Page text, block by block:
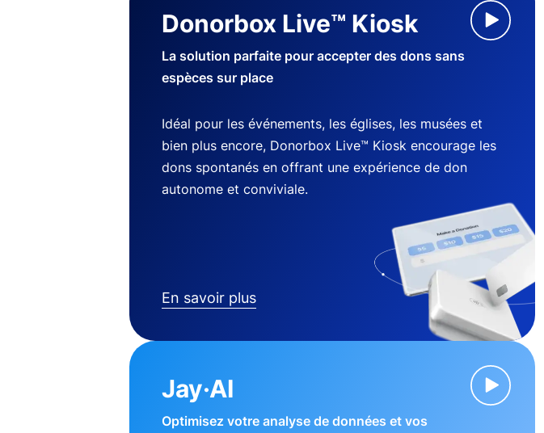
Donorbox Live™ Kiosk
La solution parfaite pour accepter des dons sans
espèces sur place
Idéal pour les événements, les églises, les musées et
bien plus encore, Donorbox Live™ Kiosk encourage les
dons spontanés en offrant une expérience de don
autonome et conviviale.
En savoir plus
Jay·AI
Optimisez votre analyse de données et vos